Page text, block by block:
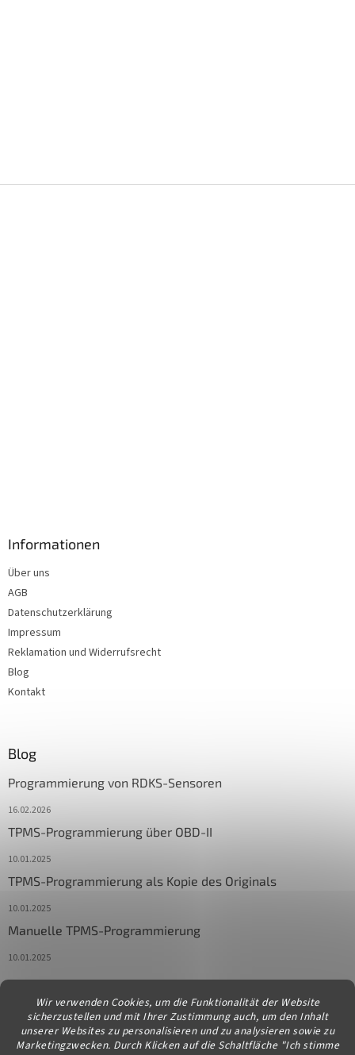
Wir verwenden Cookies, um die Funktionalität der Website
sicherzustellen und mit Ihrer Zustimmung auch, um den Inhalt
unserer Websites zu personalisieren und zu analysieren sowie zu
Marketingzwecken. Durch Klicken auf die Schaltfläche "Ich stimme
Informationen
Über uns
AGB
Datenschutzerklärung
Impressum
Reklamation und Widerrufsrecht
Blog
Kontakt
Blog
Programmierung von RDKS-Sensoren
16.02.2026
TPMS-Programmierung über OBD-II
10.01.2025
TPMS-Programmierung als Kopie des Originals
10.01.2025
Manuelle TPMS-Programmierung
10.01.2025
Kontakt
info@diagstore.at